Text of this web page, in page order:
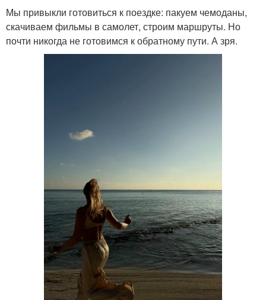
Мы привыкли готовиться к поездке: пакуем чемоданы,
скачиваем фильмы в самолет, строим маршруты. Но
почти никогда не готовимся к обратному пути. А зря.